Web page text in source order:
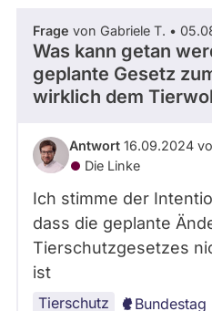
Frage von Gabriele T. •
Was kann getan
geplante Gesetz
wirklich dem
Antwort 16.09.2024
Die Linke
Ich stimme der
dass die geplante
Tierschutzgesetzes
ist
Tierschutz